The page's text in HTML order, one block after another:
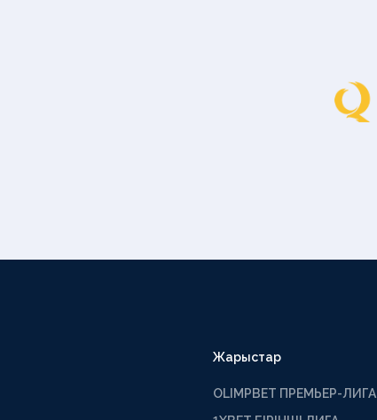
Жарыстар
OLIMPBET ПРЕМЬЕР-ЛИГА